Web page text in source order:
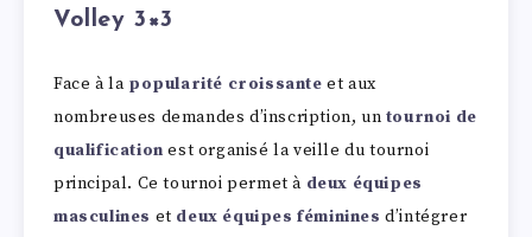
Volley 3×3
Face à la popularité croissante et aux
nombreuses demandes d’inscription, un tournoi de
qualification est organisé la veille du tournoi
principal. Ce tournoi permet à deux équipes
masculines et deux équipes féminines d’intégrer